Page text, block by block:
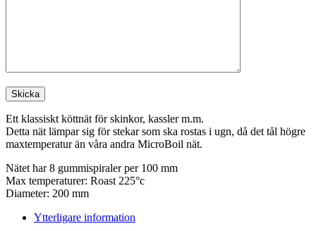
Ett klassiskt köttnät för skinkor, kassler m.m.
Detta nät lämpar sig för stekar som ska rostas i ugn, då det tål högre
maxtemperatur än våra andra MicroBoil nät.
Nätet har 8 gummispiraler per 100 mm
Max temperaturer: Roast 225°c
Diameter: 200 mm
Ytterligare information